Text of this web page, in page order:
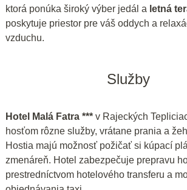
ktorá ponúka široký výber jedál a letná
poskytuje priestor pre váš oddych a
vzduchu.
Služby
Hotel Malá Fatra *** v Rajeckých
hosťom rôzne služby, vrátane prania a
Hostia majú možnosť požičať si kúpací
zmenáreň. Hotel zabezpečuje prepravu
prestredníctvom hotelového transferu a